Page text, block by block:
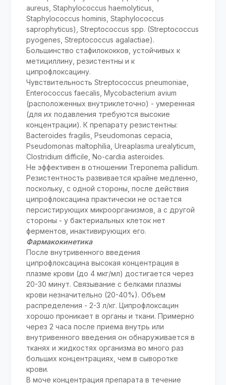
aureus, Staphylococcus haemolyticus,
Staphylococcus hominis, Staphylococcus
saprophyticus), Streptococcus spp. (Streptococcus
pyogenes, Streptococcus agalactiae).
Большинство стафилококков, устойчивых к
метициллину, резистентны и к
ципрофлоксацину.
Чувствительность Streptococcus pneumoniae,
Enterococcus faecalis, Mycobacterium avium
(расположенных внутриклеточно) - умеренная
(для их подавления требуются высокие
концентрации). К препарату резистентны:
Bacteroides fragilis, Pseudomonas cepacia,
Pseudomonas maltophilia, Ureaplasma urealyticum,
Clostridium difficile, No-cardia asteroides.
He эффективен в отношении Treponema pallidum.
Резистентность развивается крайне медленно,
поскольку, с одной стороны, после действия
ципрофлоксацина практически не остается
персистирующих микроорганизмов, а с другой
стороны - у бактериальных клеток нет
ферментов, инактивирующих его.
Фармакокинетика
После внутривенного введения
ципрофлоксацина высокая концентрация в
плазме крови (до 4 мкг/мл) достигается через
20-30 минут. Связывание с белками плазмы
крови незначительно (20-40%). Объем
распределения - 2-3 л/кг. Ципрофлоксацин
хорошо проникает в органы и ткани. Примерно
через 2 часа после приема внутрь или
внутривенного введения он обнаруживается в
тканях и жидкостях организма во много раз
больших концентрациях, чем в сыворотке
крови.
В моче концентрация препарата в течение